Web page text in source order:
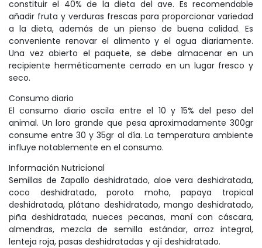
constituir el 40% de la dieta del ave. Es recomendable
añadir fruta y verduras frescas para proporcionar variedad
a la dieta, además de un pienso de buena calidad. Es
conveniente renovar el alimento y el agua diariamente.
Una vez abierto el paquete, se debe almacenar en un
recipiente herméticamente cerrado en un lugar fresco y
seco.
Consumo diario
El consumo diario oscila entre el 10 y 15% del peso del
animal. Un loro grande que pesa aproximadamente 300gr
consume entre 30 y 35gr al día. La temperatura ambiente
influye notablemente en el consumo.
Información Nutricional
Semillas de Zapallo deshidratado, aloe vera deshidratada,
coco deshidratado, poroto moho, papaya tropical
deshidratada, plátano deshidratado, mango deshidratado,
piña deshidratada, nueces pecanas, maní con cáscara,
almendras, mezcla de semilla estándar, arroz integral,
lenteja roja, pasas deshidratadas y ají deshidratado.